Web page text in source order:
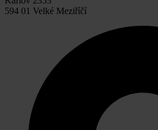
594 01 Velké Meziříčí